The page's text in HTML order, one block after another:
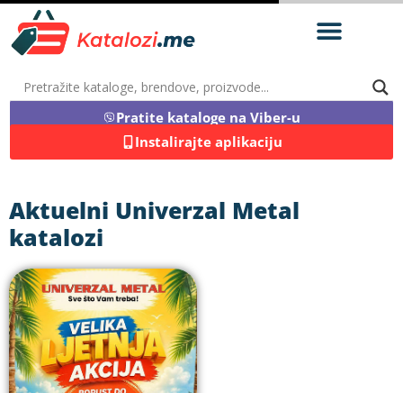
Pratite kataloge na Viber-u
Instalirajte aplikaciju
Aktuelni Univerzal Metal
katalozi